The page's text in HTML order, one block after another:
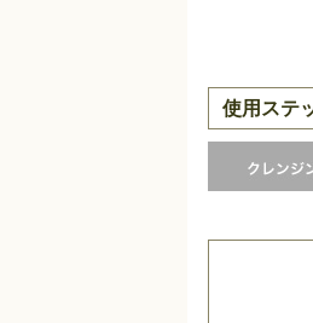
使用ステ